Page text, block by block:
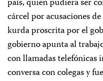
cárcel por acusaciones
kurda proscrita por el
gobierno apunta al
con llamadas telefónicas
conversa con colegas y